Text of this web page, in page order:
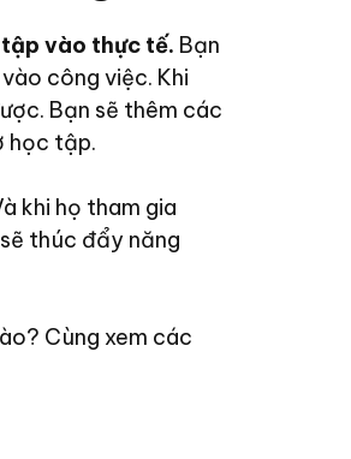
vào thực tế. Bạn
công việc. Khi
Bạn sẽ thêm các
học tập.
khi họ tham gia
thúc đẩy năng
Cùng xem các